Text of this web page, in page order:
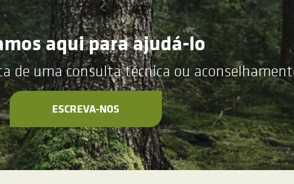
aqui para ajudá-lo
de uma consulta técnica ou
ESCREVA-NOS